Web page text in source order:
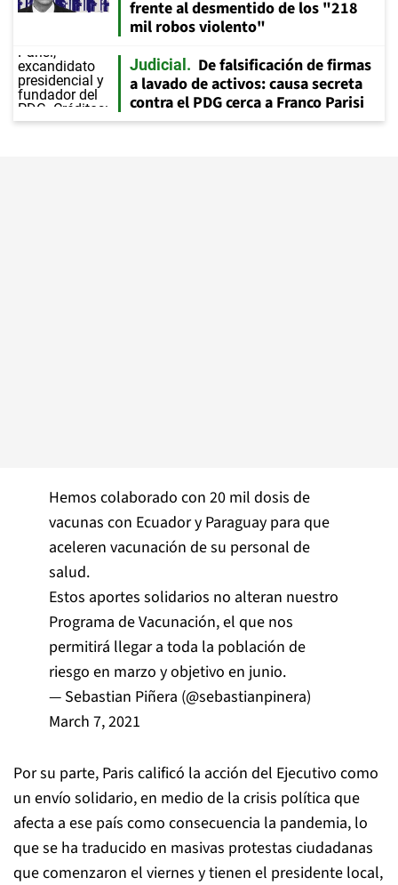
frente al desmentido de los "218
mil robos violento"
Judicial
De falsificación de firmas
a lavado de activos: causa secreta
contra el PDG cerca a Franco Parisi
Hemos colaborado con 20 mil dosis de
vacunas con Ecuador y Paraguay para que
aceleren vacunación de su personal de
salud.
Estos aportes solidarios no alteran nuestro
Programa de Vacunación, el que nos
permitirá llegar a toda la población de
riesgo en marzo y objetivo en junio.
— Sebastian Piñera (@sebastianpinera)
March 7, 2021
Por su parte, Paris calificó la acción del Ejecutivo como
un envío solidario, en medio de la crisis política que
afecta a ese país como consecuencia la pandemia, lo
que se ha traducido en masivas protestas ciudadanas
que comenzaron el viernes y tienen el presidente local,